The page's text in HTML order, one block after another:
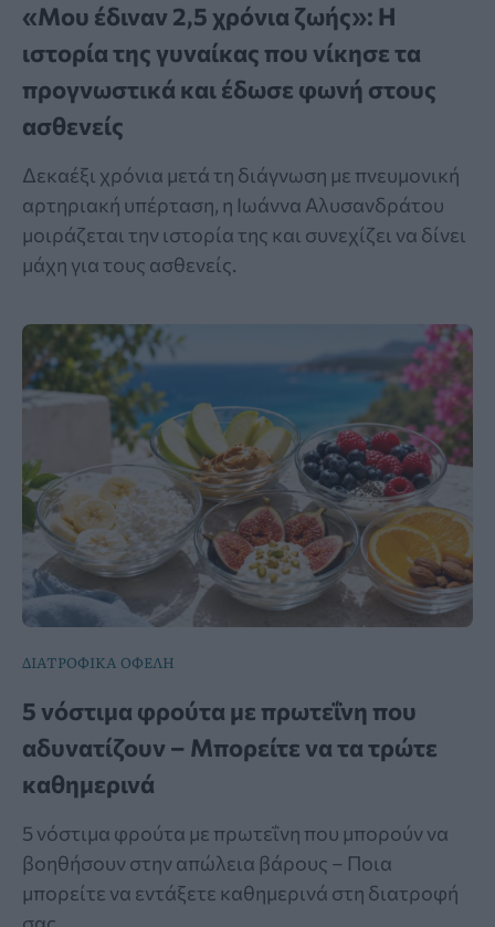
«Μου έδιναν 2,5 χρόνια ζωής»: Η
ιστορία της γυναίκας που νίκησε τα
προγνωστικά και έδωσε φωνή στους
ασθενείς
Δεκαέξι χρόνια μετά τη διάγνωση με πνευμονική
αρτηριακή υπέρταση, η Ιωάννα Αλυσανδράτου
μοιράζεται την ιστορία της και συνεχίζει να δίνει
μάχη για τους ασθενείς.
ΔΙΑΤΡΟΦΙΚΑ ΟΦΕΛΗ
5 νόστιμα φρούτα με πρωτεΐνη που
αδυνατίζουν – Μπορείτε να τα τρώτε
καθημερινά
5 νόστιμα φρούτα με πρωτεΐνη που μπορούν να
βοηθήσουν στην απώλεια βάρους – Ποια
μπορείτε να εντάξετε καθημερινά στη διατροφή